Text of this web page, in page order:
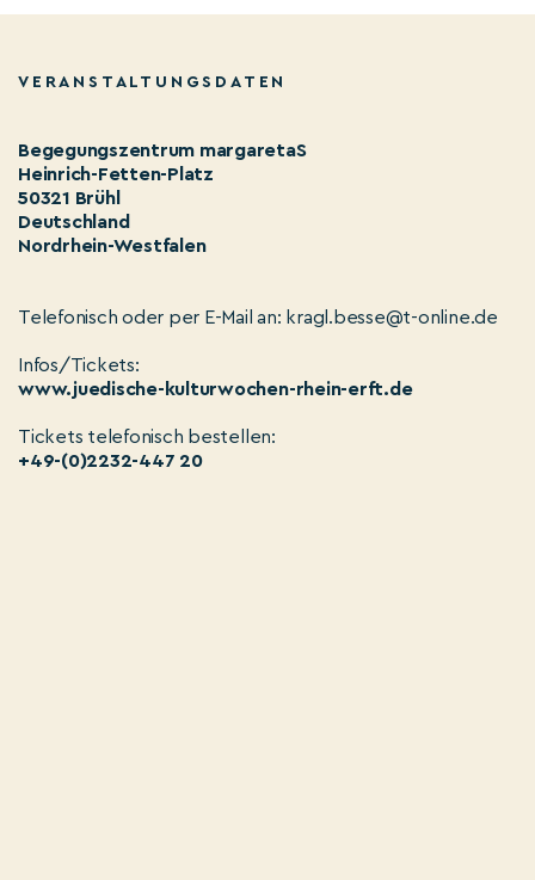
VERANSTALTUNGSDATEN
Begegungszentrum margaretaS
Heinrich-Fetten-Platz
50321 Brühl
Deutschland
Nordrhein-Westfalen
Telefonisch oder per E-Mail an: kragl.besse@t-online.de
Infos/Tickets:
www.juedische-kulturwochen-rhein-erft.de
Tickets telefonisch bestellen:
+49-(0)2232-447 20